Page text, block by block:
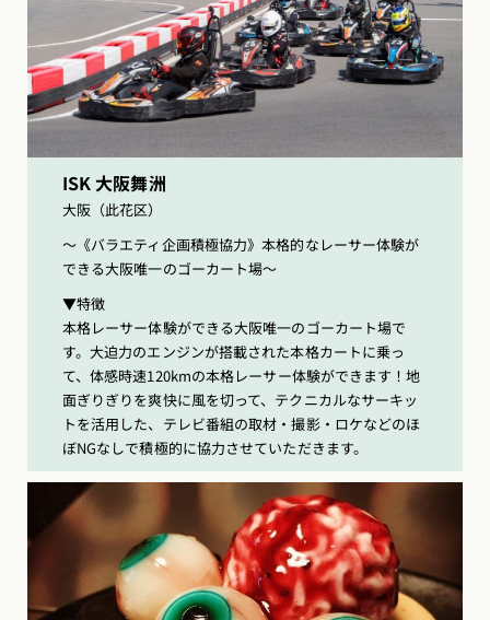
ISK 大阪舞洲
大阪（此花区）
〜《バラエティ企画積極協力》本格的なレーサー体験が
できる大阪唯一のゴーカート場〜
▼特徴
本格レーサー体験ができる大阪唯一のゴーカート場で
す。大迫力のエンジンが搭載された本格カートに乗っ
て、体感時速120kmの本格レーサー体験ができます！地
面ぎりぎりを爽快に風を切って、テクニカルなサーキッ
トを活用した、テレビ番組の取材・撮影・ロケなどのほ
ぼNGなしで積極的に協力させていただきます。